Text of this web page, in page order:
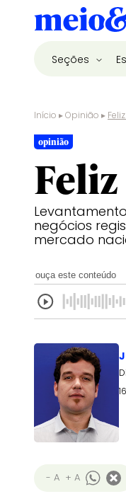
Seções
Início ▸Opinião ▸
opinião
negócios
mercado
ouça este conteúdo
- A + A